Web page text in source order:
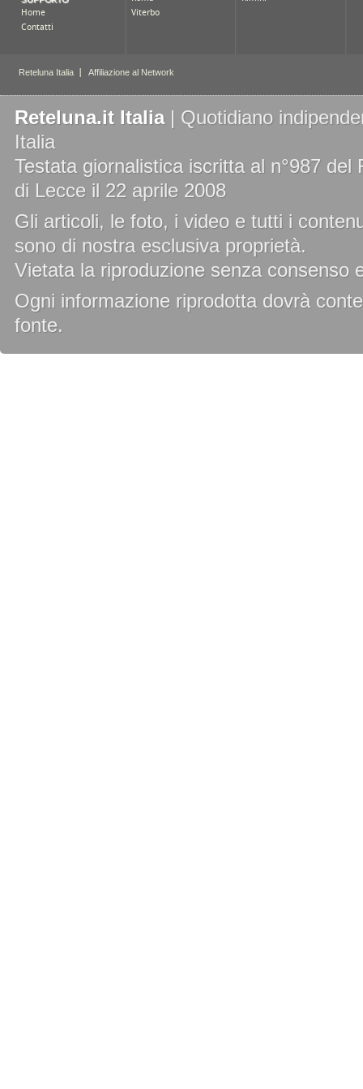
Reteluna.it Italia| Quotidiano
Italia
Testata giornalistica iscritta al n°987
di Lecce il 22 aprile 2008
Gli articoli, le foto, i video e tutti i
sono di nostra esclusiva proprietà.
Vietata la riproduzione senza consenso
Ogni informazione riprodotta dovrà
fonte.